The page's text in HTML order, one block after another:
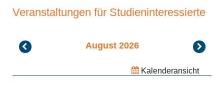
Veranstaltungen für Studieninteressierte
Juli
2026
August 2026
2026
Kalenderansicht